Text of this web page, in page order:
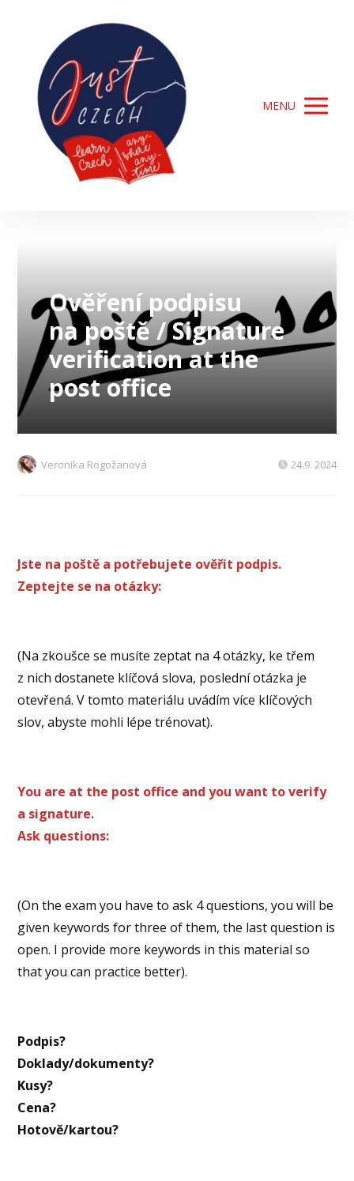
MENU
Ověření podpisu
na poště / Signature
verification at the
post office
Veronika Rogožanová 24.9. 2024
Jste na poště a potřebujete ověřit podpis.
Zeptejte se na otázky:
(Na zkoušce se musíte zeptat na 4 otázky, ke třem
z nich dostanete klíčová slova, poslední otázka je
otevřená. V tomto materiálu uvádím více klíčových
slov, abyste mohli lépe trénovat).
You are at the post office and you want to verify
a signature.
Ask questions:
(On the exam you have to ask 4 questions, you will be
given keywords for three of them, the last question is
open. I provide more keywords in this material so
that you can practice better).
Podpis?
Doklady/dokumenty?
Kusy?
Cena?
Hotově/kartou?